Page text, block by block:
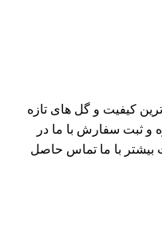
کیفیت و گل های تازه
و ثبت سفارش با ما در
با ما تماس حاصل